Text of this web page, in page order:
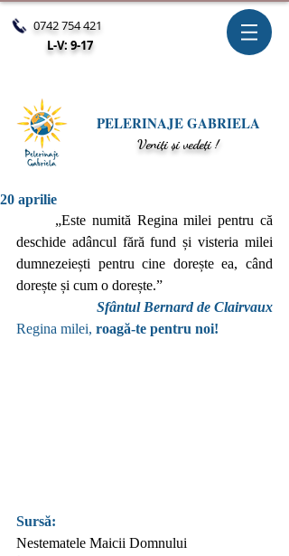
0742 754 421
L-V: 9-17
PELERINAJE GABRIELA
Veniți și vedeți !
20 aprilie
deschide adâncul fără fund și visteria milei
dumnezeiești pentru cine dorește ea, când
dorește și cum o dorește.”
Sfântul Bernard de Clairvaux
Regina milei, roagă-te pentru noi!
Sursă:
Nestematele Maicii Domnului